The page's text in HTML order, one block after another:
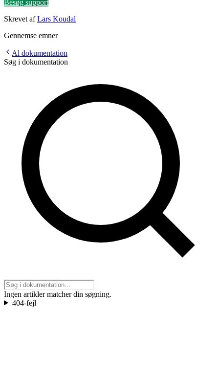
Besøg support
Skrevet afLars Koudal
Gennemse emner
Al dokumentation
Søg i dokumentation
Ingen artikler matcher din søgning.
404-fejl